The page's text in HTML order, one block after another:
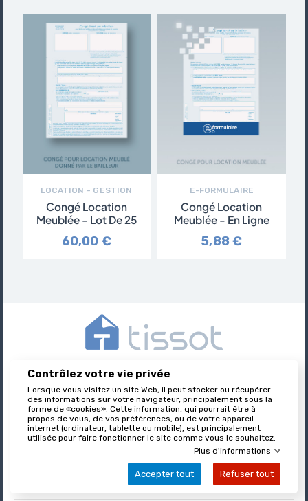
LOCATION – GESTION
Congé Location
Meublée - Lot De 25
60,00 €
E-FORMULAIRE
Congé Location
Meublée - En Ligne
5,88 €
Tissot est l’éditeur des formulaires juridiques immobiliers,
nationalement reconnu et leader sur son marché.
À PROPOS DE TISSOT 
Contrôlez votre vie privée
Lorsque vous visitez un site Web, il peut stocker ou récupérer
des informations sur votre navigateur, principalement sous la
forme de «cookies». Cette information, qui pourrait être à
propos de vous, de vos préférences, ou de votre appareil
internet (ordinateur, tablette ou mobile), est principalement
utilisée pour faire fonctionner le site comme vous le souhaitez.
Plus d'informations
Accepter tout Refuser tout